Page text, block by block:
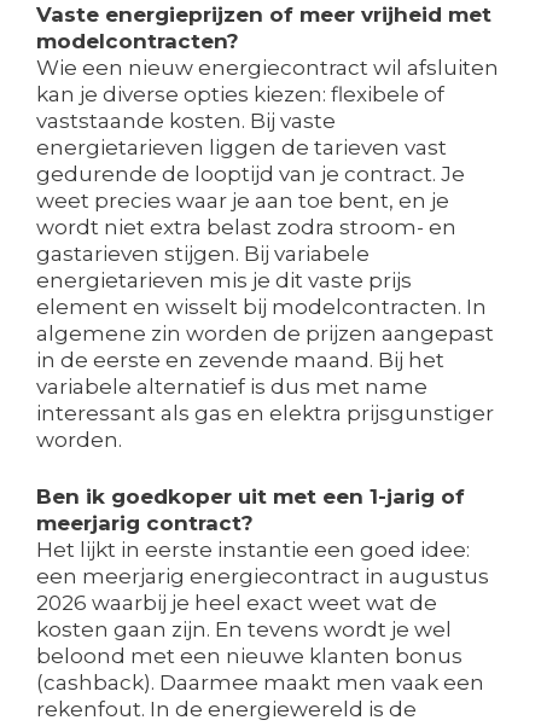
Vaste energieprijzen of meer vrijheid met
modelcontracten?
Wie een nieuw energiecontract wil afsluiten
kan je diverse opties kiezen: flexibele of
vaststaande kosten. Bij vaste
energietarieven liggen de tarieven vast
gedurende de looptijd van je contract. Je
weet precies waar je aan toe bent, en je
wordt niet extra belast zodra stroom- en
gastarieven stijgen. Bij variabele
energietarieven mis je dit vaste prijs
element en wisselt bij modelcontracten. In
algemene zin worden de prijzen aangepast
in de eerste en zevende maand. Bij het
variabele alternatief is dus met name
interessant als gas en elektra prijsgunstiger
worden.
Ben ik goedkoper uit met een 1-jarig of
meerjarig contract?
Het lijkt in eerste instantie een goed idee:
een meerjarig energiecontract in augustus
2026 waarbij je heel exact weet wat de
kosten gaan zijn. En tevens wordt je wel
beloond met een nieuwe klanten bonus
(cashback). Daarmee maakt men vaak een
rekenfout. In de energiewereld is de